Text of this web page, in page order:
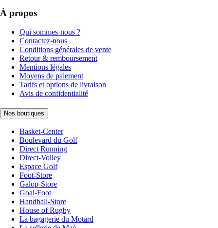
À propos
Qui sommes-nous ?
Contactez-nous
Conditions générales de vente
Retour & remboursement
Mentions légales
Moyens de paiement
Tarifs et options de livraison
Avis de confidentialité
Nos boutiques
Basket-Center
Boulevard du Golf
Direct Running
Direct-Volley
Espace Golf
Foot-Store
Galop-Store
Goal-Foot
Handball-Store
House of Rugby
La bagagerie du Motard